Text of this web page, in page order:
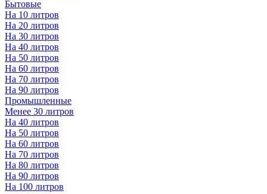
Бытовые
На 10 литров
На 20 литров
На 30 литров
На 40 литров
На 50 литров
На 60 литров
На 70 литров
На 90 литров
Промышленные
Менее 30 литров
На 40 литров
На 50 литров
На 60 литров
На 70 литров
На 80 литров
На 90 литров
На 100 литров